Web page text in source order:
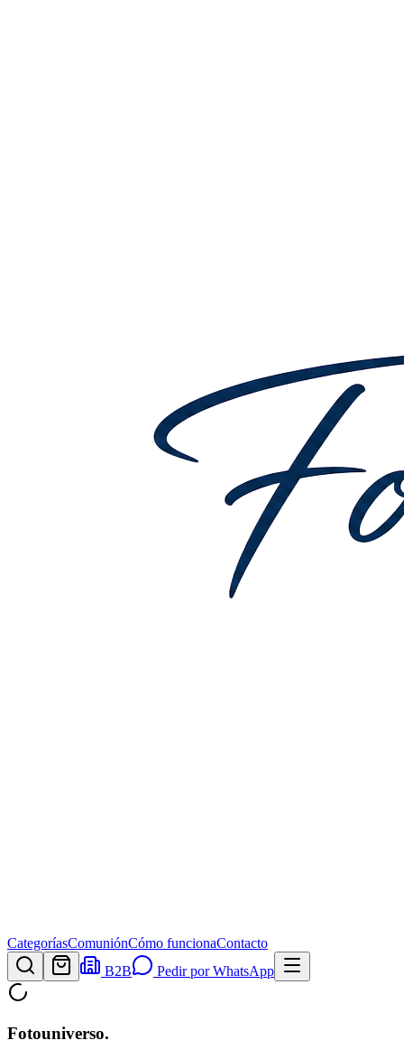
CategoríasComuniónCómo funcionaContacto
B2B
Pedir por WhatsApp
Fotouniverso.